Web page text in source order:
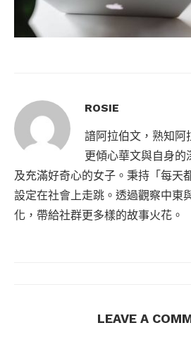
ROSIE
諳阿拉伯文，熟知阿
更傾心華文與自身
及充滿好奇心的女子。秉持「每天
設定在社會上走跳。透過觀察中東
化，帶給社群更多樣的故事火花。
LEAVE A